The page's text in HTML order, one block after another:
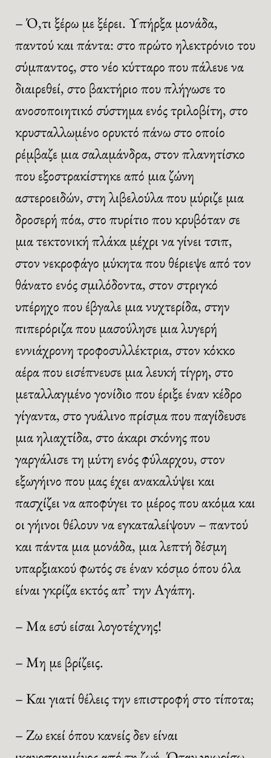
– Ό,τι ξέρω με ξέρει. Υπήρξα μονάδα,
παντού και πάντα: στο πρώτο ηλεκτρόνιο του
σύμπαντος, στο νέο κύτταρο που πάλευε να
διαιρεθεί, στο βακτήριο που πλήγωσε το
ανοσοποιητικό σύστημα ενός τριλοβίτη, στο
κρυσταλλωμένο ορυκτό πάνω στο οποίο
ρέμβαζε μια σαλαμάνδρα, στον πλανητίσκο
που εξοστρακίστηκε από μια ζώνη
αστεροειδών, στη λιβελούλα που μύριζε μια
δροσερή πόα, στο πυρίτιο που κρυβόταν σε
μια τεκτονική πλάκα μέχρι να γίνει τσιπ,
στον νεκροφάγο μύκητα που θέριεψε από τον
θάνατο ενός σμιλόδοντα, στον στριγκό
υπέρηχο που έβγαλε μια νυχτερίδα, στην
πιπερόριζα που μασούλησε μια λυγερή
εννιάχρονη τροφοσυλλέκτρια, στον κόκκο
αέρα που εισέπνευσε μια λευκή τίγρη, στο
μεταλλαγμένο γονίδιο που έριξε έναν κέδρο
γίγαντα, στο γυάλινο πρίσμα που παγίδευσε
μια ηλιαχτίδα, στο άκαρι σκόνης που
γαργάλισε τη μύτη ενός φύλαρχου, στον
εξωγήινο που μας έχει ανακαλύψει και
πασχίζει να αποφύγει το μέρος που ακόμα και
οι γήινοι θέλουν να εγκαταλείψουν – παντού
και πάντα μια μονάδα, μια λεπτή δέσμη
υπαρξιακού φωτός σε έναν κόσμο όπου όλα
είναι γκρίζα εκτός απ’ την Αγάπη.
– Μα εσύ είσαι λογοτέχνης!
– Μη με βρίζεις.
– Και γιατί θέλεις την επιστροφή στο τίποτα;
– Ζω εκεί όπου κανείς δεν είναι